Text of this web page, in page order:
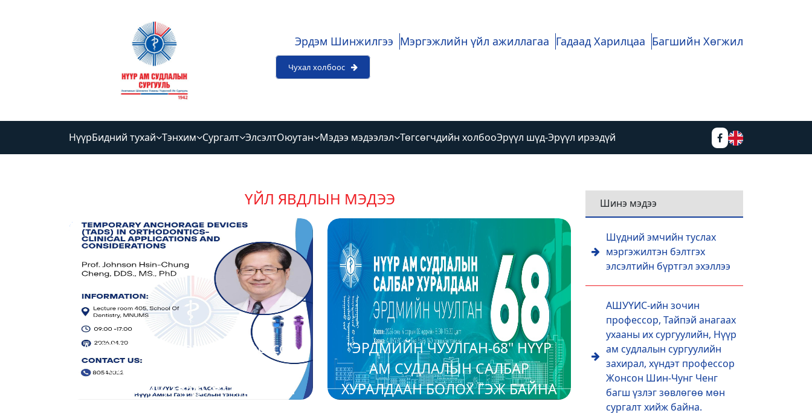
Эрдэм Шинжилгээ Мэргэжлийн үйл ажиллагаа Гадаад Харилцаа Багшийн Хөгжил
Чухал холбоос
НүүрБидний тухай Тэнхим Сургалт ЭлсэлтОюутан Мэдээ мэдээлэл Төгсөгчдийн холбооЭрүүл шүд-Эрүүл ирээдүй
ҮЙЛ ЯВДЛЫН МЭДЭЭ
АШУҮИС-ийн зочин профессор,
Тайпэй анагаах ухааны их
сургуулийн, Нүүр ам судлалын
2026-04-13
"ЭРДМИЙН ЧУУЛГАН-68" НҮҮР
АМ СУДЛАЛЫН САЛБАР
ХУРАЛДААН БОЛОХ ГЭЖ БАЙНА
Шинэ мэдээ
Шүдний эмчийн туслах
мэргэжилтэн бэлтгэх
элсэлтийн бүртгэл эхэллээ
АШУҮИС-ийн зочин
профессор, Тайпэй анагаах
ухааны их сургуулийн, Нүүр
ам судлалын сургуулийн
захирал, хүндэт профессор
Жонсон Шин-Чунг Ченг
багш үзлэг зөвлөгөө мөн
сургалт хийж байна.